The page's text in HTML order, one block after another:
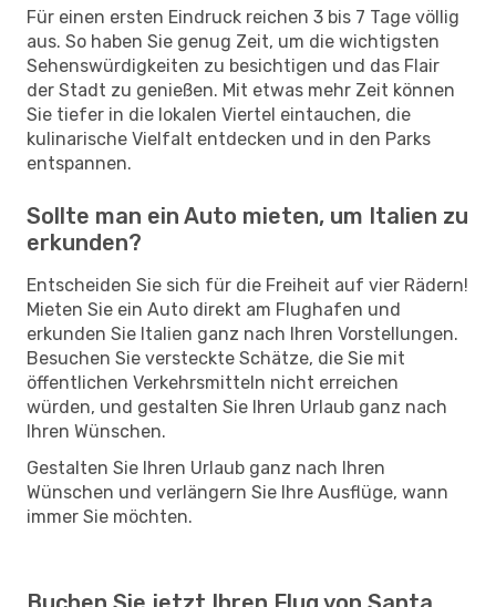
Für einen ersten Eindruck reichen 3 bis 7 Tage völlig
aus. So haben Sie genug Zeit, um die wichtigsten
Sehenswürdigkeiten zu besichtigen und das Flair
der Stadt zu genießen. Mit etwas mehr Zeit können
Sie tiefer in die lokalen Viertel eintauchen, die
kulinarische Vielfalt entdecken und in den Parks
entspannen.
Sollte man ein Auto mieten, um Italien zu
erkunden?
Entscheiden Sie sich für die Freiheit auf vier Rädern!
Mieten Sie ein Auto direkt am Flughafen und
erkunden Sie Italien ganz nach Ihren Vorstellungen.
Besuchen Sie versteckte Schätze, die Sie mit
öffentlichen Verkehrsmitteln nicht erreichen
würden, und gestalten Sie Ihren Urlaub ganz nach
Ihren Wünschen.
Gestalten Sie Ihren Urlaub ganz nach Ihren
Wünschen und verlängern Sie Ihre Ausflüge, wann
immer Sie möchten.